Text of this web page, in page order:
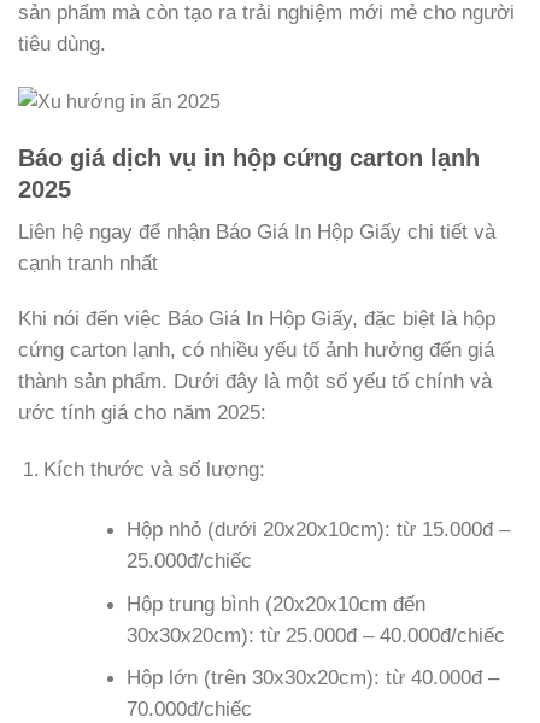
sản phẩm mà còn tạo ra trải nghiệm mới mẻ cho người
tiêu dùng.
Báo giá dịch vụ in hộp cứng carton lạnh
2025
Liên hệ ngay để nhận Báo Giá In Hộp Giấy chi tiết và
cạnh tranh nhất
Khi nói đến việc Báo Giá In Hộp Giấy, đặc biệt là hộp
cứng carton lạnh, có nhiều yếu tố ảnh hưởng đến giá
thành sản phẩm. Dưới đây là một số yếu tố chính và
ước tính giá cho năm 2025:
Kích thước và số lượng:
Hộp nhỏ (dưới 20x20x10cm): từ 15.000đ –
25.000đ/chiếc
Hộp trung bình (20x20x10cm đến
30x30x20cm): từ 25.000đ – 40.000đ/chiếc
Hộp lớn (trên 30x30x20cm): từ 40.000đ –
70.000đ/chiếc